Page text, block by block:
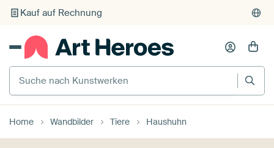
Individueller Druck auf Bestellung
Suche nach Kunstwerken
Home Wandbilder Tiere Haushuhn